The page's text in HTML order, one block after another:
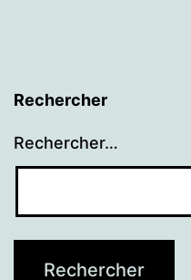
Rechercher
Rechercher…